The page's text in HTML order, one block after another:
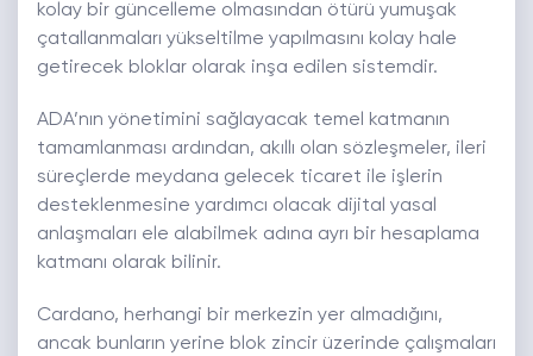
kolay bir güncelleme olmasından ötürü yumuşak
çatallanmaları yükseltilme yapılmasını kolay hale
getirecek bloklar olarak inşa edilen sistemdir.
ADA’nın yönetimini sağlayacak temel katmanın
tamamlanması ardından, akıllı olan sözleşmeler, ileri
süreçlerde meydana gelecek ticaret ile işlerin
desteklenmesine yardımcı olacak dijital yasal
anlaşmaları ele alabilmek adına ayrı bir hesaplama
katmanı olarak bilinir.
Cardano, herhangi bir merkezin yer almadığını,
ancak bunların yerine blok zincir üzerinde çalışmaları